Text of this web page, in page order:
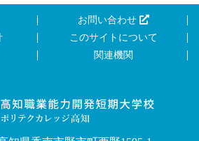
お問い合わせ
このサイトについて
関連機関